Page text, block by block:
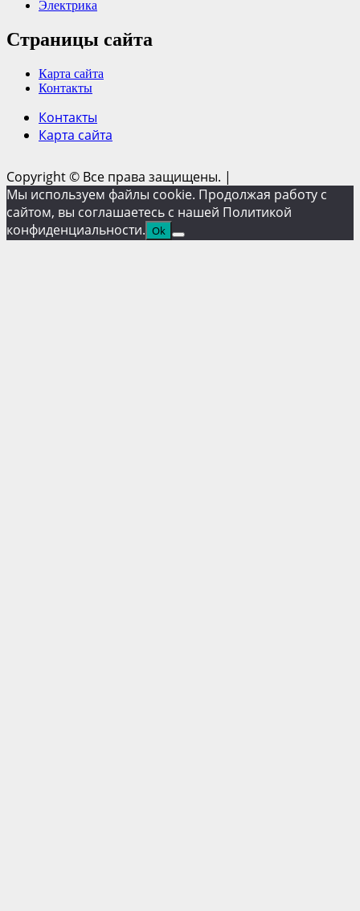
Электрика
Страницы сайта
Карта сайта
Контакты
Контакты
Карта сайта
Copyright © Все права защищены. |
Мы используем файлы cookie. Продолжая работу с
сайтом, вы соглашаетесь с нашей Политикой
конфиденциальности. Ok